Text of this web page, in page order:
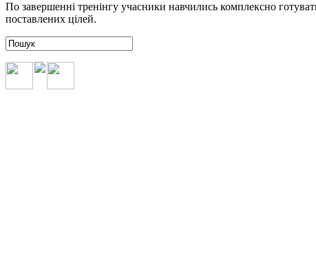
По завершенні тренінгу учасники навчились комплексно
поставлених цілей.